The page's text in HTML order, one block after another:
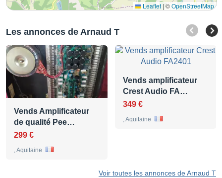
Leaflet | ©OpenStreetMap
Les annonces de Arnaud T
Vends Amplificateur
de qualité Pee…
299 €
, Aquitaine
Vends amplificateur
Crest Audio FA…
349 €
, Aquitaine
Voir toutes les annonces de Arnaud T